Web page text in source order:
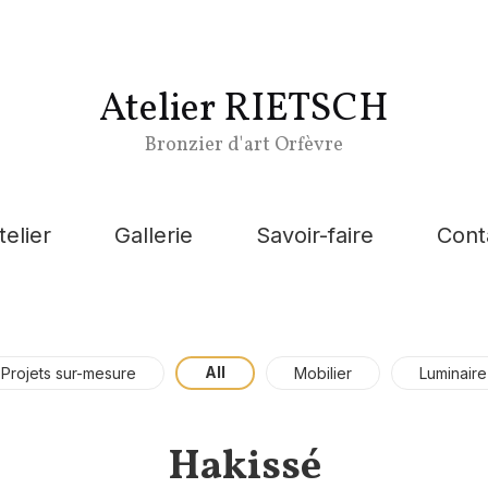
Atelier RIETSCH
Bronzier d'art Orfèvre
Gallerie Savoir-faire
Projets sur-mesure All Mobilier Luminaire
Hakissé